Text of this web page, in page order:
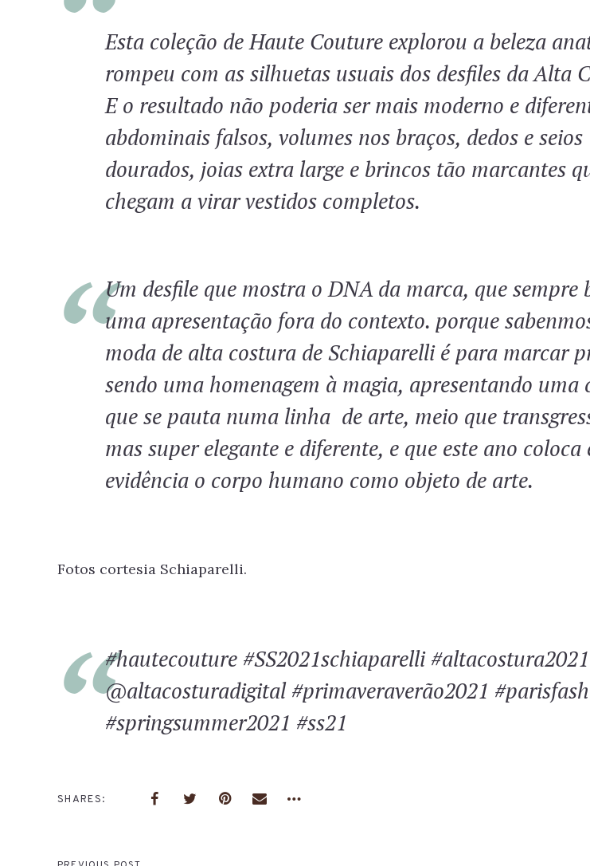
Esta coleção de Haute Couture explorou a beleza
rompeu com as silhuetas usuais dos desfiles da Alta
E o resultado não poderia ser mais moderno e
abdominais falsos, volumes nos braços, dedos e seios
dourados, joias extra large e brincos tão marcantes
chegam a virar vestidos completos.
Um desfile que mostra o DNA da marca, que sempre
uma apresentação fora do contexto. porque
moda de alta costura de Schiaparelli é para marcar
sendo uma homenagem à magia, apresentando uma
que se pauta numa linha de arte, meio que
mas super elegante e diferente, e que este ano coloca
evidência o corpo humano como objeto de arte.
Fotos cortesia Schiaparelli.
#hautecouture #SS2021schiaparelli #altacostura2021
@altacosturadigital #primaveraverão2021
#springsummer2021 #ss21
SHARES